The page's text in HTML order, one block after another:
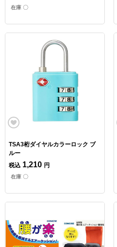
在庫 〇
TSA3桁ダイヤルカラーロック ブ
ルー
税込 1,210 円
在庫 〇